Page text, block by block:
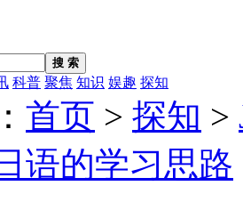
搜 索
科普 聚焦 知识 娱趣 探知
首页 > 探知 >
语的学习思路